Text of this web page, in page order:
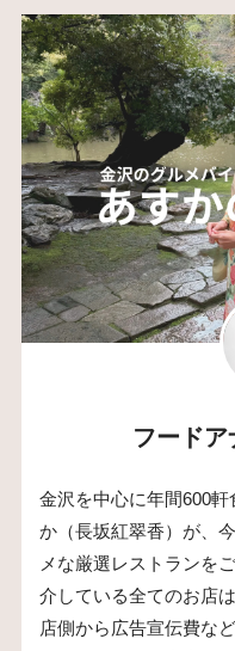
フード
金沢を中心に年間600
か（長坂紅翠香）が、
メな厳選レストランを
介している全てのお店
店側から広告宣伝費な